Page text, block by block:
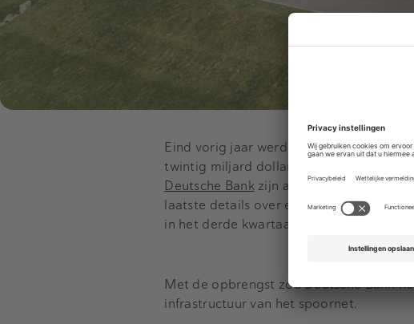
Eind vorig jaar werd bekend dat het
twintig miljard dollar. Dat plan heeft
Deutsche Bankzijn aangetrokken als
laatste details over een naderende
in het derde kwartaal van dit jaar in de
Met de opbrengst zou Deutsche Bahn
infrastructuur van het spoornet.